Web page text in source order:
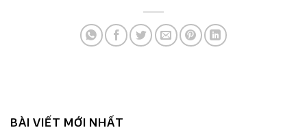
BÀI VIẾT MỚI NHẤT